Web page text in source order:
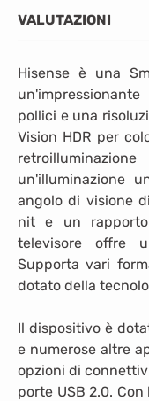
VALUTAZIONI
Hisense è una
pollici e una
Vision HDR per
un'illuminazione
angolo di visione
nit e un
televisore offre
Supporta vari
dotato della
Il dispositivo è
e numerose altre
opzioni di
porte USB 2.0.